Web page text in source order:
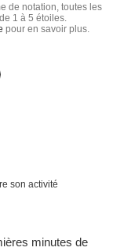
de notation, toutes les
1 à 5 étoiles.
pour en savoir plus.
son activité
minutes de